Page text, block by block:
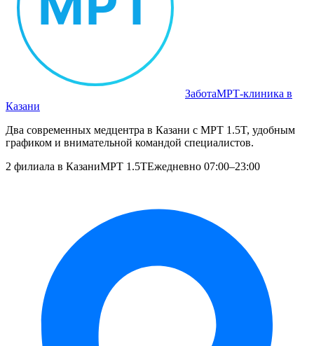
ЗаботаМРТ‑клиника в
Казани
Два современных медцентра в Казани с МРТ 1.5T, удобным
графиком и внимательной командой специалистов.
2 филиала в КазаниМРТ 1.5TЕжедневно 07:00–23:00